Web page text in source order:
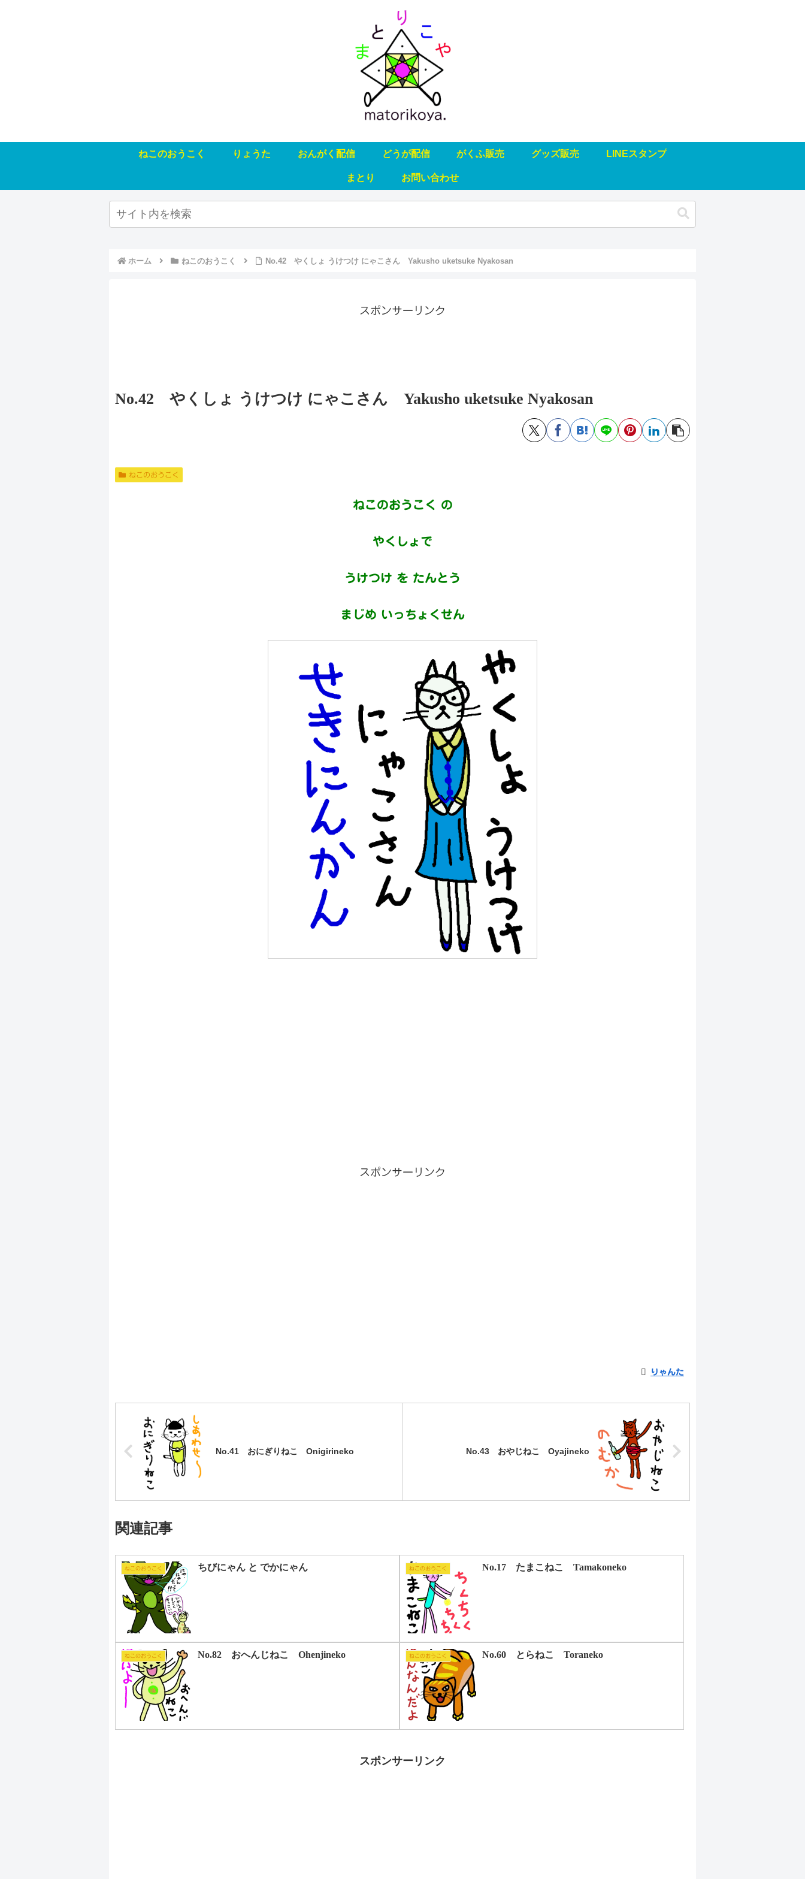
ねこのおうこく りょうた おんがく配信 どうが配信 がくふ販売 グッズ販売 LINEスタンプ
まとり お問い合わせ
ホーム ねこのおうこく No.42 やくしょ うけつけ にゃこさん Yakusho uketsuke Nyakosan
スポンサーリンク
No.42 やくしょ うけつけ にゃこさん Yakusho uketsuke Nyakosan
ねこのおうこく
ねこのおうこく の
やくしょで
うけつけ を たんとう
まじめ いっちょくせん
スポンサーリンク
りゃんた
No.41 おにぎりねこ Onigirineko No.43 おやじねこ Oyajineko
関連記事
ねこのおうこく ちびにゃん と でかにゃん ねこのおうこく No.17 たまこねこ Tamakoneko
ねこのおうこく No.82 おへんじねこ Ohenjineko ねこのおうこく No.60 とらねこ Toraneko
スポンサーリンク